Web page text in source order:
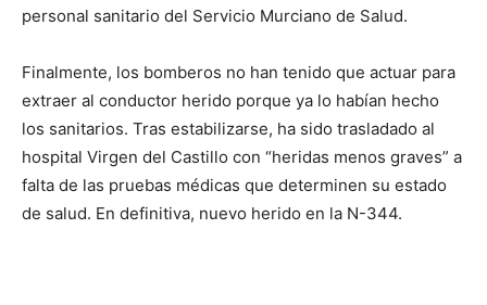
personal sanitario del Servicio Murciano de Salud.
Finalmente, los bomberos no han tenido que actuar para
extraer al conductor herido porque ya lo habían hecho
los sanitarios. Tras estabilizarse, ha sido trasladado al
hospital Virgen del Castillo con “heridas menos graves” a
falta de las pruebas médicas que determinen su estado
de salud. En definitiva, nuevo herido en la N-344.